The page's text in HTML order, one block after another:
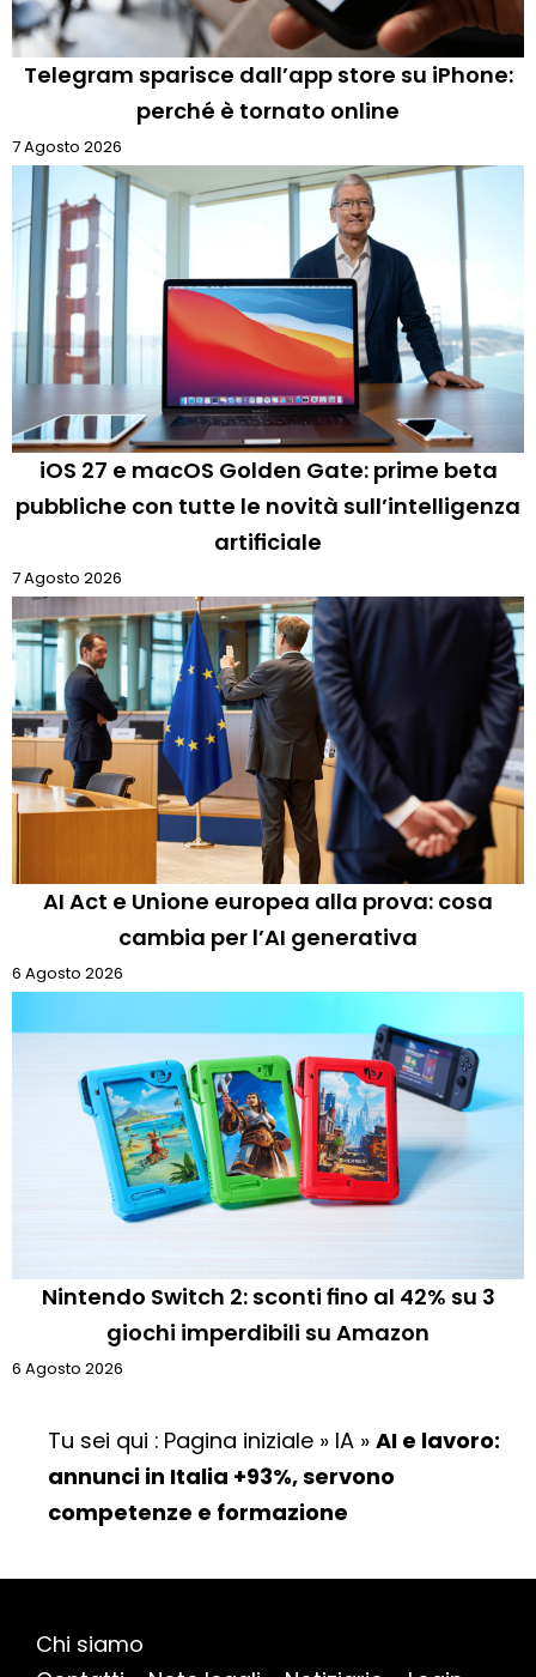
Telegram sparisce dall’app store su iPhone:
perché è tornato online
7 Agosto 2026
iOS 27 e macOS Golden Gate: prime beta
pubbliche con tutte le novità sull’intelligenza
artificiale
7 Agosto 2026
AI Act e Unione europea alla prova: cosa
cambia per l’AI generativa
6 Agosto 2026
Nintendo Switch 2: sconti fino al 42% su 3
giochi imperdibili su Amazon
6 Agosto 2026
Tu sei qui : Pagina iniziale » IA » AI e lavoro:
annunci in Italia +93%, servono
competenze e formazione
Chi siamo